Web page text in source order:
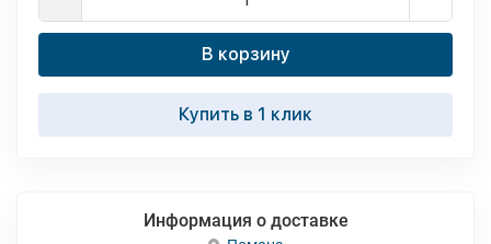
В корзину
Купить в 1 клик
Информация о доставке